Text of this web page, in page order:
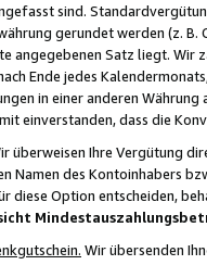
sind.
gerundet werden (z.
angegebenen Satz liegt.
Ende jedes
in einer anderen
einverstanden, dass die
überweisen Ihre Vergütung
Namen des Kontoinhabers
diese Option entscheiden,
Wir übersenden